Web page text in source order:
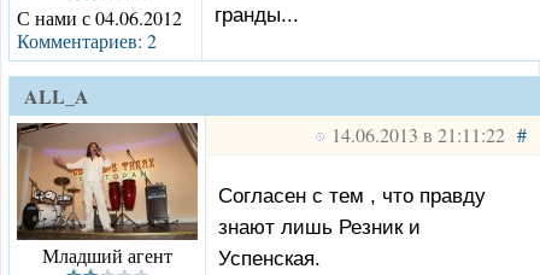
С нами с 04.06.2012
Комментариев: 2
гранды...
ALL_A
Младший агент
14.06.2013 в 21:11:22 #
Согласен с тем , что правду
знают лишь Резник и
Успенская.